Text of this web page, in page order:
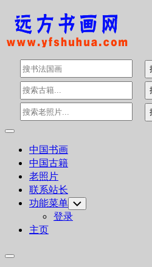
Skip
content
Expand
中国书画
中国古籍
老照片
联系站长
功能菜单 Toggle
Child
Menu
登录
主页
Expand